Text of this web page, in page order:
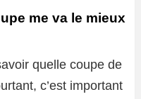
me va le mieux
quelle coupe de
c’est important